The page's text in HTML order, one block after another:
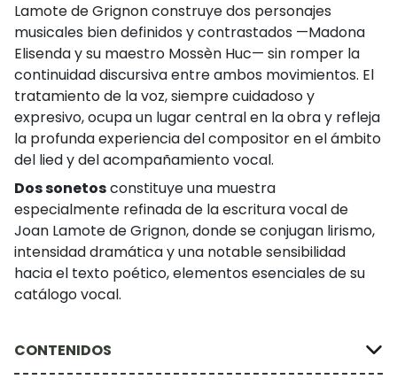
Lamote de Grignon construye dos personajes
musicales bien definidos y contrastados —Madona
Elisenda y su maestro Mossèn Huc— sin romper la
continuidad discursiva entre ambos movimientos. El
tratamiento de la voz, siempre cuidadoso y
expresivo, ocupa un lugar central en la obra y refleja
la profunda experiencia del compositor en el ámbito
del lied y del acompañamiento vocal.
Dos sonetosconstituye una muestra
especialmente refinada de la escritura vocal de
Joan Lamote de Grignon, donde se conjugan lirismo,
intensidad dramática y una notable sensibilidad
hacia el texto poético, elementos esenciales de su
catálogo vocal.
CONTENIDOS